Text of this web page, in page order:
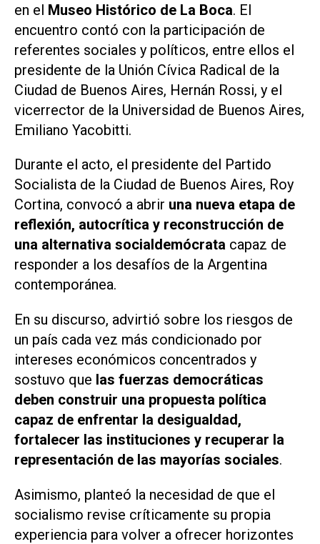
en el Museo Histórico de La Boca. El
encuentro contó con la participación de
referentes sociales y políticos, entre ellos el
presidente de la Unión Cívica Radical de la
Ciudad de Buenos Aires, Hernán Rossi, y el
vicerrector de la Universidad de Buenos Aires,
Emiliano Yacobitti.
Durante el acto, el presidente del Partido
Socialista de la Ciudad de Buenos Aires, Roy
Cortina, convocó a abrir una nueva etapa de
reflexión, autocrítica y reconstrucción de
una alternativa socialdemócrata capaz de
responder a los desafíos de la Argentina
contemporánea.
En su discurso, advirtió sobre los riesgos de
un país cada vez más condicionado por
intereses económicos concentrados y
sostuvo que las fuerzas democráticas
deben construir una propuesta política
capaz de enfrentar la desigualdad,
fortalecer las instituciones y recuperar la
representación de las mayorías sociales.
Asimismo, planteó la necesidad de que el
socialismo revise críticamente su propia
experiencia para volver a ofrecer horizontes